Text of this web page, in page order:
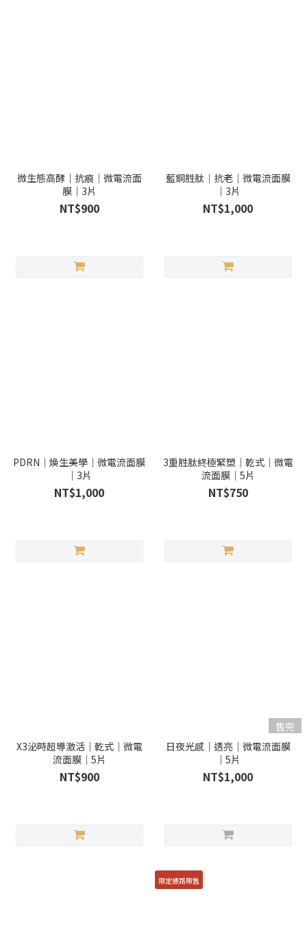
微生態高酵｜抗痕｜微電流面
膜｜3片
NT$900
藍銅胜肽｜抗老｜微電流面膜
｜3片
NT$1,000
PDRN｜煥生美學｜微電流面膜
｜3片
NT$1,000
3重胜肽終極緊塑｜乾式｜微電
流面膜｜5片
NT$750
X3泌時超導激活｜乾式｜微電
流面膜｜5片
NT$900
售完
日夜光感｜透亮｜微電流面膜
｜5片
NT$1,000
限定通路販售